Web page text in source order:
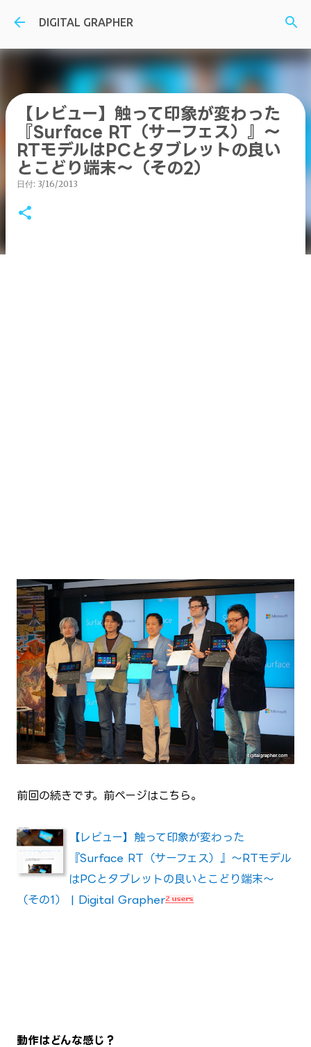
スキップしてメイン コンテンツに移動
DIGITAL GRAPHER
【レビュー】触って印象が変わった
『Surface RT（サーフェス）』～
RTモデルはPCとタブレットの良い
とこどり端末～（その2）
日付: 3/16/2013
前回の続きです。前ページはこちら。
【レビュー】触って印象が変わった
『Surface RT（サーフェス）』～RTモデル
はPCとタブレットの良いとこどり端末～
（その1） | Digital Grapher
動作はどんな感じ？